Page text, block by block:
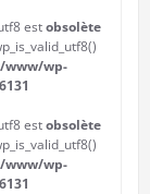
estobsolète
www/wp-
6131
estobsolète
www/wp-
6131